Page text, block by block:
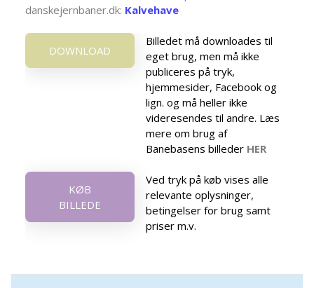
danskejernbaner.dk: Kalvehave
DOWNLOAD
Billedet må downloades til
eget brug, men må ikke
publiceres på tryk,
hjemmesider, Facebook og
lign. og må heller ikke
videresendes til andre. Læs
mere om brug af
Banebasens billeder HER
KØB
BILLEDE
Ved tryk på køb vises alle
relevante oplysninger,
betingelser for brug samt
priser m.v.